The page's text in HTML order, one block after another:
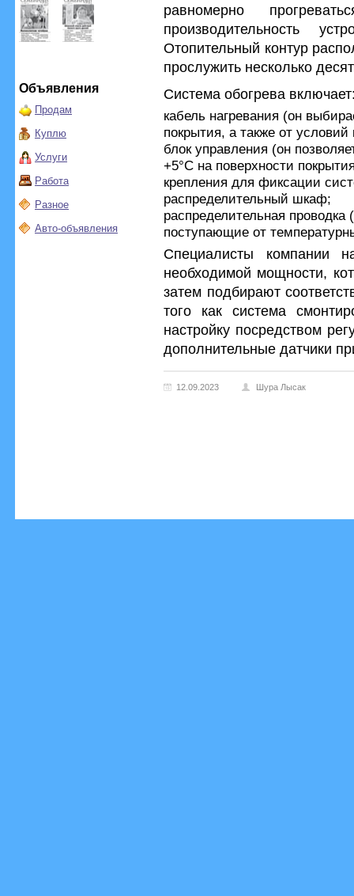
Объявления
Продам
Куплю
Услуги
Работа
Разное
Авто-объявления
равномерно
производительность
Отопительный контур
прослужить несколько
Система обогрева
кабель нагревания (он
покрытия, а также от условий
блок управления (он
+5°С на поверхности
крепления для фиксации
распределительный шкаф;
распределительная проводка
поступающие от
Специалисты компании
необходимой мощности,
затем подбирают
того как система
настройку посредством
дополнительные датчики
12.09.2023 Шура Лысак